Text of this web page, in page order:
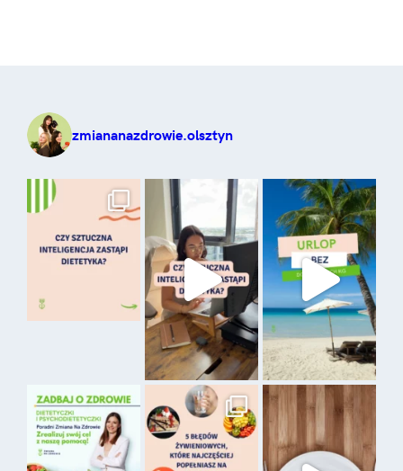
zmiananazdrowie.olsztyn